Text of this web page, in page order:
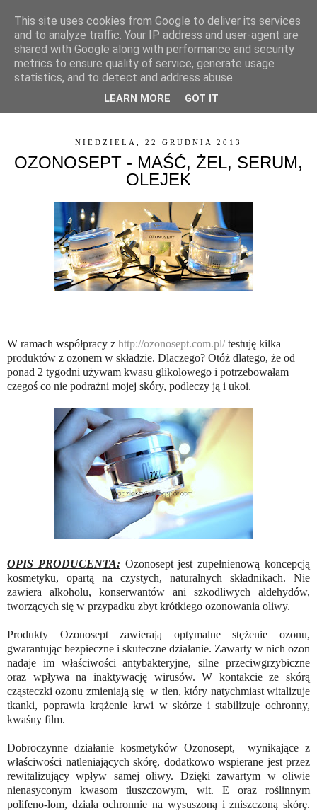
▼
NIEDZIELA, 22 GRUDNIA 2013
OZONOSEPT - MAŚĆ, ŻEL, SERUM,
OLEJEK
W ramach współpracy z http://ozonosept.com.pl/testuję kilka
produktów z ozonem w składzie. Dlaczego? Otóż dlatego, że od
ponad 2 tygodni używam kwasu glikolowego i potrzebowałam
czegoś co nie podrażni mojej skóry, podleczy ją i ukoi.
OPIS PRODUCENTA:Ozonosept jest zupełnienową koncepcją
kosmetyku, opartą na czystych, naturalnych składnikach. Nie
zawiera alkoholu, konserwantów ani szkodliwych aldehydów,
tworzących się w przypadku zbyt krótkiego ozonowania oliwy.
Produkty Ozonosept zawierają optymalne stężenie ozonu,
gwarantując bezpieczne i skuteczne działanie. Zawarty w nich ozon
nadaje im właściwości antybakteryjne, silne przeciwgrzybiczne
oraz wpływa na inaktywację wirusów. W kontakcie ze skórą
cząsteczki ozonu zmieniają się w tlen, który natychmiast witalizuje
tkanki, poprawia krążenie krwi w skórze i stabilizuje ochronny,
kwaśny film.
Dobroczynne działanie kosmetyków Ozonosept, wynikające z
właściwości natleniających skórę, dodatkowo wspierane jest przez
rewitalizujący wpływ samej oliwy. Dzięki zawartym w oliwie
nienasyconym kwasom tłuszczowym, wit. E oraz roślinnym
polifeno-lom, działa ochronnie na wysuszoną i zniszczoną skórę.
This site uses cookies from Google to deliver its services
and to analyze traffic. Your IP address and user-agent are
shared with Google along with performance and security
metrics to ensure quality of service, generate usage
statistics, and to detect and address abuse.
LEARN MORE GOT IT